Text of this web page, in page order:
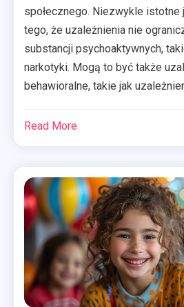
społecznego. Niezwykle
tego, że uzależnienia nie
substancji psychoaktywnych,
narkotyki. Mogą to być także
behawioralne, takie jak
Read More